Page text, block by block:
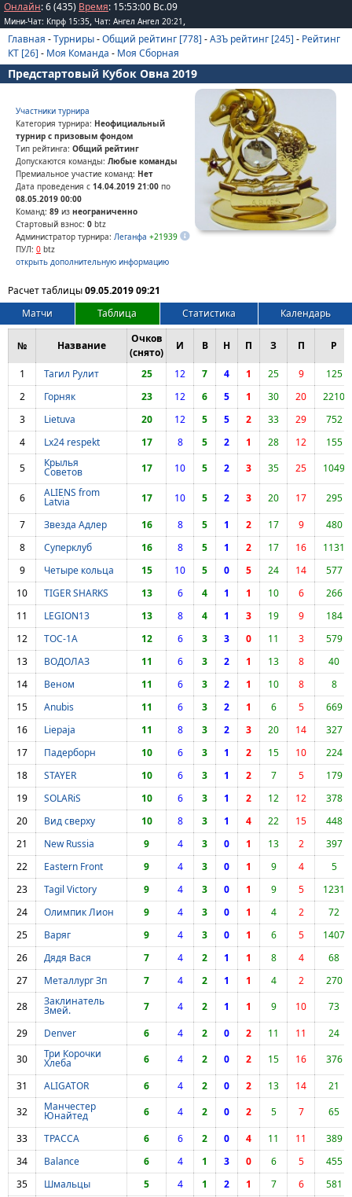
Онлайн: 6 (435) Время: 15:53:00 Вс.09
Мини-Чат: Кпрф 15:35, Чат: Ангел Ангел 20:21 ,
Главная -Турниры-Общий рейтинг [778] -АЗЪ рейтинг [245] - Рейтинг
КТ [26] - Моя Команда - Моя Сборная
Предстартовый Кубок Овна 2019
Участники турнира
Категория турнира: Неофициальный
турнир с призовым фондом
Тип рейтинга: Общий рейтинг
Допускаются команды: Любые команды
Премиальное участие команд: Нет
Дата проведения с 14.04.2019 21:00 по
08.05.2019 00:00
Команд: 89 из неограниченно
Стартовый взнос: 0 btz
Администратор турнира: Леганфа +21939
ПУЛ: 0 btz
открыть дополнительную информацию
Расчет таблицы09.05.2019 09:21
Матчи
Таблица Статистика Календарь
№ Название
Очков
(снято)
И В Н П З П Р
1 Тагил Рулит 25 12 7 4 1 25 9
125
2
Горняк 23 12 6 5 1 30 20
2210
3
Lietuva 20 12 5 5 2 33 29
752
4
Lx24 respekt 17 8 5 2 1 28 12
155
5
Крылья
Советов 17 10 5 2 3 35 25 1049
6 ALIENS from
Latvia 17 10 5 2 3 20 17
295
7
Звезда Адлер 16 8 5 1 2 17 9
480
8
Суперклуб 16 8 5 1 2 17 16
1131
9
Четыре кольца 15 10 5 0 5 24 14
577
10
TIGER SHARKS 13 6 4 1 1 10 6
266
11
LEGION13 13 8 4 1 3 19 9
184
12
ТОС-1А 12 6 3 3 0 11 3
579
13
ВОДОЛАЗ 11 6 3 2 1 13 8
40
14
Веном 11 6 3 2 1 10 8
8
15
Anubis 11 6 3 2 1 6 5
669
16
Liepaja 11 8 3 2 3 20 14
327
17
Падерборн 10 6 3 1 2 15 10
224
18
STAYER 10 6 3 1 2 7 5
179
19
SOLARiS 10 6 3 1 2 12 12
378
20
Вид сверху 10 8 3 1 4 22 15
448
21
New Russia 9 4 3 0 1 13 2
397
22
Eastern Front 9 4 3 0 1 9 4
5
23
Tagil Victory 9 4 3 0 1 9 5
1231
24
Олимпик Лион 9 4 3 0 1 4 2
72
25
Варяг 9 4 3 0 1 6 5
1407
26
Дядя Вася 7 4 2 1 1 8 4
68
27
Металлург Зп 7 4 2 1 1 4 2
270
28
Заклинатель
Змей. 7 4 2 1 1 9 10
73
29
Denver 6 4 2 0 2 11 11
24
30
Три Корочки
Хлеба 6 4 2 0 2 15 16
376
31
ALIGATOR 6 4 2 0 2 13 14
21
32
Манчестер
Юнайтед 6 4 2 0 2 5 7
65
33
ТРАССА 6 6 2 0 4 11 11
389
34
Balance 6 4 1 3 0 6 5
455
35
Шмальцы 5 4 1 2 1 7 6
581